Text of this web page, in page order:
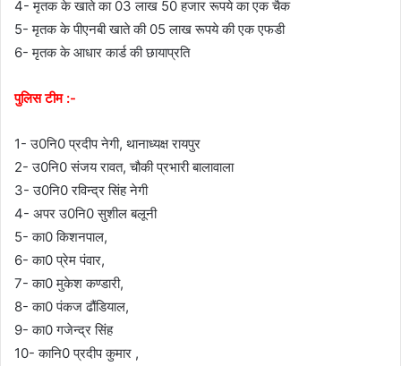
4- मृतक के खाते का 03 लाख 50 हजार रूपये का एक चैक
5- मृतक के पीएनबी खाते की 05 लाख रूपये की एक एफडी
6- मृतक के आधार कार्ड की छायाप्रति
पुलिस टीम :-
1- उ0नि0 प्रदीप नेगी, थानाध्यक्ष रायपुर
2- उ0नि0 संजय रावत, चौकी प्रभारी बालावाला
3- उ0नि0 रविन्द्र सिंह नेगी
4- अपर उ0नि0 सुशील बलूनी
5- का0 किशनपाल,
6- का0 प्रेम पंवार,
7- का0 मुकेश कण्डारी,
8- का0 पंकज ढौंडियाल,
9- का0 गजेन्द्र सिंह
10- कानि0 प्रदीप कुमार ,